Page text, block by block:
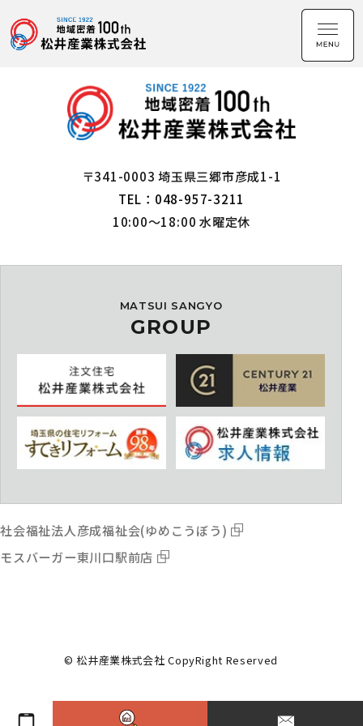
〒341-0003 埼玉県三郷市彦成1-1
TEL：048-957-3211
10:00～18:00 水曜定休
MATSUI SANGYO
GROUP
© 松井産業株式会社 CopyRight Reserved
社会福祉法人彦成福祉会(ゆめこうぼう)
モスバーガー東川口駅前店